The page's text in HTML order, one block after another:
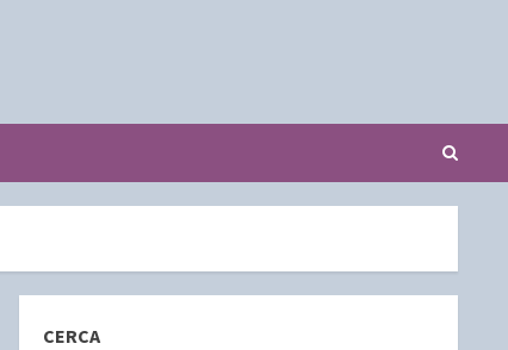
CERCA